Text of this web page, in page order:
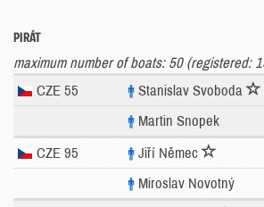
PIRÁT
maximum number of boats: 50 (registered:
CZE 55
Stanislav Svoboda
Martin Snopek
CZE 95 Jiří Němec
Miroslav Novotný